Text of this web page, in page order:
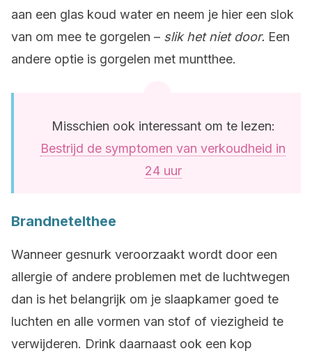
aan een glas koud water en neem je hier een slok
van om mee te gorgelen – slik het niet door. Een
andere optie is gorgelen met muntthee.
Misschien ook interessant om te lezen:
Bestrijd de symptomen van verkoudheid in
24 uur
Brandnetelthee
Wanneer gesnurk veroorzaakt wordt door een
allergie of andere problemen met de luchtwegen
dan is het belangrijk om je slaapkamer goed te
luchten en alle vormen van stof of viezigheid te
verwijderen. Drink daarnaast ook een kop